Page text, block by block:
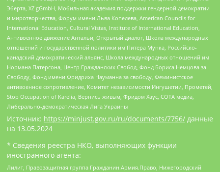
Эберта, XZ gGmbH, Мобильная академия поддержки гендерной демократии
и миротворчества, Форум имени Льва Копелева, American Councils for
International Education, Cultural Vistas, Institute of International Education,
Антивоенное движение Антальи, Открытый диалог, Школа международных
отношений и государственной политики им Питера Мунка, Российско-
канадский демократический альянс, Школа международных отношений им
Нормана Патерсона, Центр Гражданских Свобод, Фонд Бориса Немцова за
Свободу, Фонд имени Фридриха Науманна за свободу, Феминистское
антивоенное сопротивление, Комитет независимости Ингушетии, Прометей,
Stop Occupation of Karelia, Вернись живым, Фридом Хаус, СОТА медиа,
Либерально-демократическая Лига Украины
Источник: https://minjust.gov.ru/ru/documents/7756/ данные
на 13.05.2024
* Сведения реестра НКО, выполняющих функции
иностранного агента:
Лилит, Правозащитная группа Гражданин.Армия.Право, Нижегородский